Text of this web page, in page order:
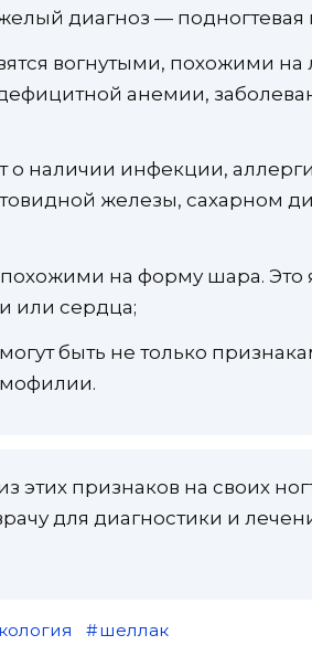
диагноз — подногтевая
вогнутыми, похожими на
анемии,
о наличии инфекции,
железы, сахарном
на форму шара. Это
или сердца;
быть не только
этих признаков на своих
для диагностики и
шеллак